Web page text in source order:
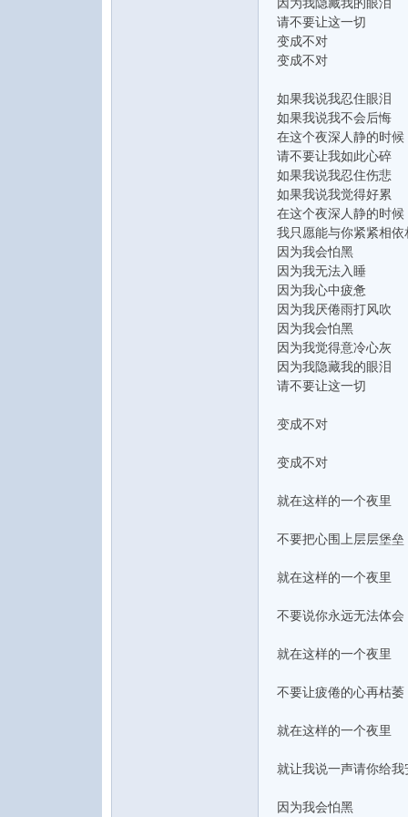
因为我隐藏我的眼泪
请不要让这一切
变成不对
变成不对
如果我说我忍住眼泪
如果我说我不会后悔
在这个夜深人静的时候
请不要让我如此心碎
如果我说我忍住伤悲
如果我说我觉得好累
在这个夜深人静的时候
我只愿能与你紧紧相依
因为我会怕黑
因为我无法入睡
因为我心中疲惫
因为我厌倦雨打风吹
因为我会怕黑
因为我觉得意冷心灰
因为我隐藏我的眼泪
请不要让这一切
变成不对
变成不对
就在这样的一个夜里
不要把心围上层层堡垒
就在这样的一个夜里
不要说你永远无法体会
就在这样的一个夜里
不要让疲倦的心再枯萎
就在这样的一个夜里
就让我说一声请你给我
因为我会怕黑